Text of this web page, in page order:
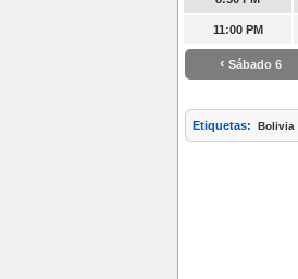
11:00 PM
‹ Sábado 6
Etiquetas: Bolivia